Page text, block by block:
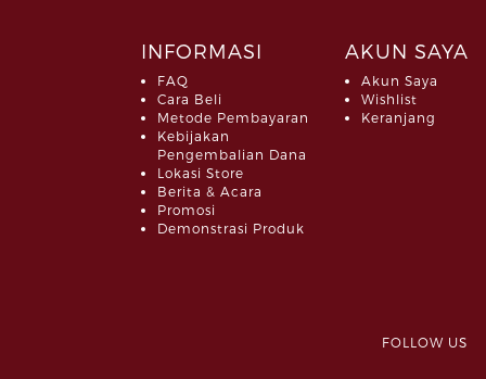
INFORMASI
FAQ
Cara Beli
Metode Pembayaran
Kebijakan
Pengembalian Dana
Lokasi Store
Berita & Acara
Promosi
Demonstrasi Produk
AKUN SAYA
Akun Saya
Wishlist
Keranjang
FOLLOW